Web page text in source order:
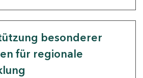
besonderer
für regionale